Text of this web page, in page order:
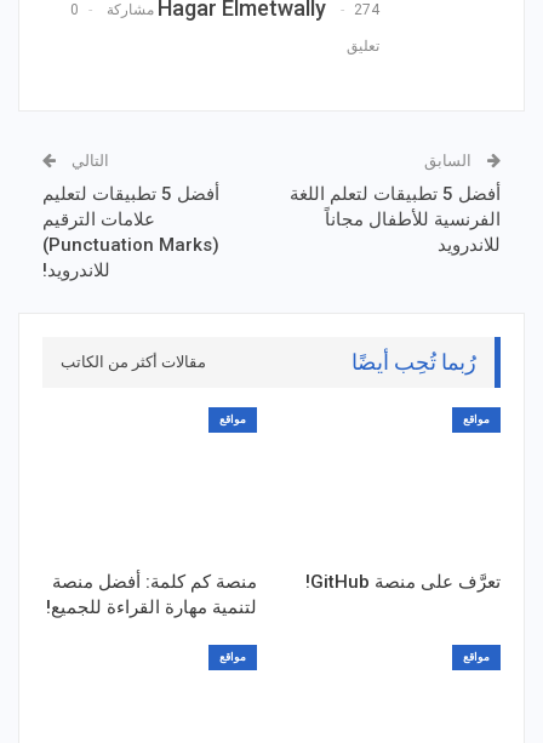
Hagar Elmetwally 274 مشاركة 0
تعليق
السابق
أفضل 5 تطبيقات لتعلم اللغة
الفرنسية للأطفال مجاناً
للاندرويد
التالي
أفضل 5 تطبيقات لتعليم
علامات الترقيم
(Punctuation Marks)
للاندرويد!
رُبما تُحِب أيضًا مقالات أكثر من الكاتب
مواقع
تعرَّف على منصة GitHub!
مواقع
منصة كم كلمة: أفضل منصة
لتنمية مهارة القراءة للجميع!
مواقع مواقع